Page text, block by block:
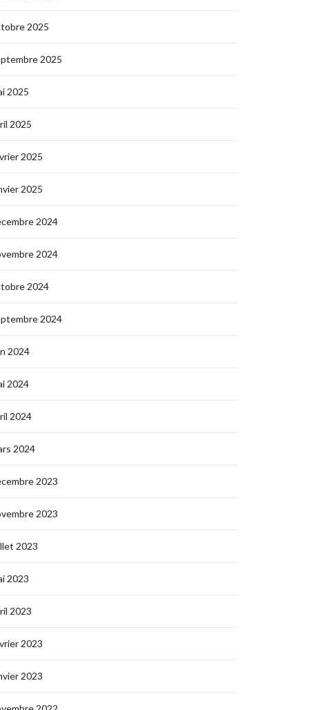
2025
2025
2025
2025
2025
2025
2024
2024
2024
2024
2024
2024
2024
2024
2023
2023
2023
2023
2023
2023
2023